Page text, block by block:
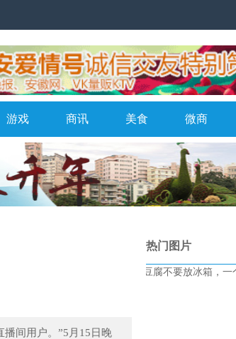
游戏 商讯 美食 微商
间用户。”5月15日晚
热门图片